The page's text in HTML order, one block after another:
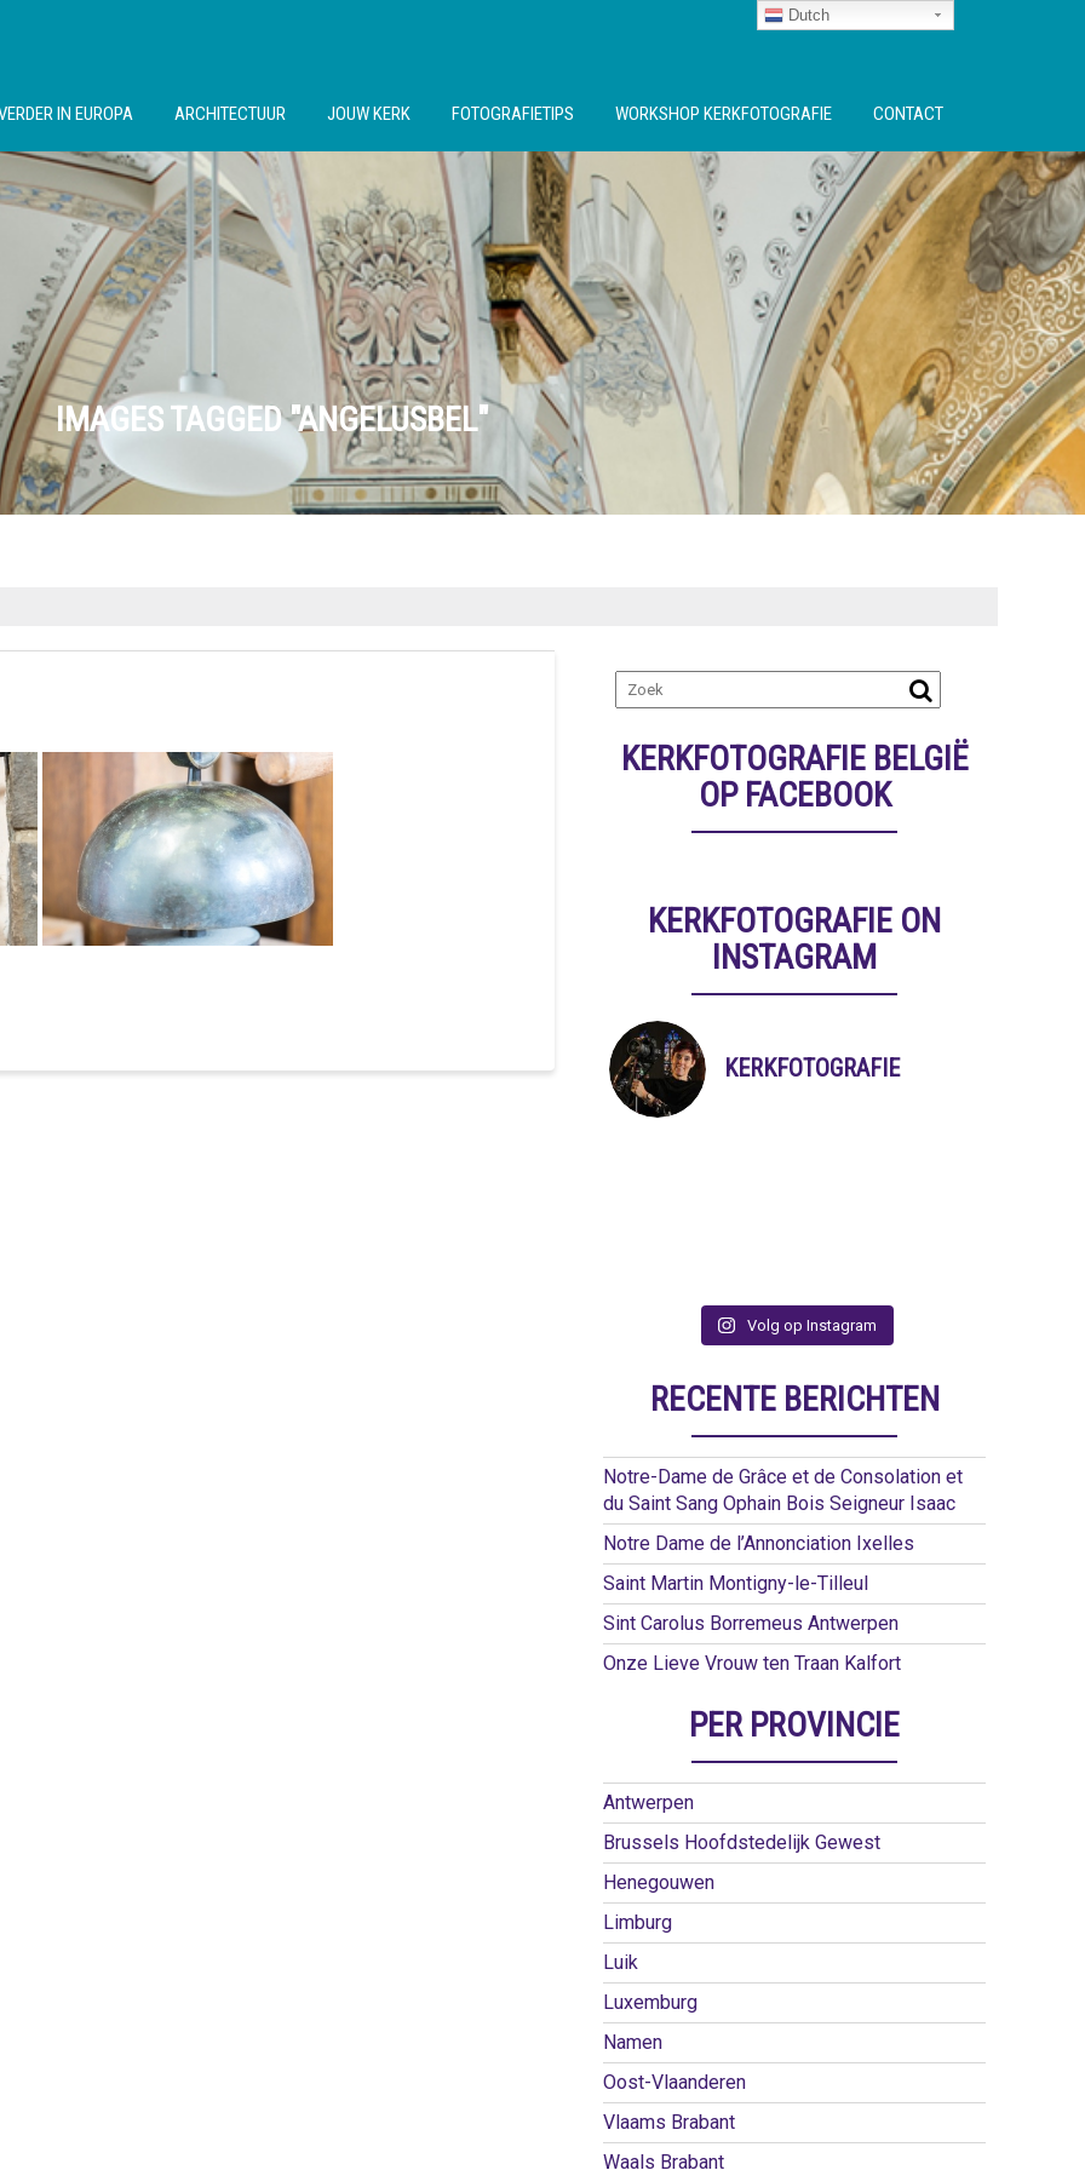
IN EUROPA ARCHITECTUUR JOUW KERK FOTOGRAFIETIPS WORKSHOP KERKFOTOGRAFIE CONTACT
IMAGES TAGGED "ANGELUSBEL"
KERKFOTOGRAFIE BELGIË
OP FACEBOOK
KERKFOTOGRAFIE ON
INSTAGRAM
KERKFOTOGRAFIE
Volg op Instagram
RECENTE BERICHTEN
Notre-Dame de Grâce et de Consolation et
du Saint Sang Ophain Bois Seigneur Isaac
Notre Dame de l’Annonciation Ixelles
Saint Martin Montigny-le-Tilleul
Sint Carolus Borremeus Antwerpen
Onze Lieve Vrouw ten Traan Kalfort
PER PROVINCIE
Antwerpen
Brussels Hoofdstedelijk Gewest
Henegouwen
Limburg
Luik
Luxemburg
Namen
Oost-Vlaanderen
Vlaams Brabant
Waals Brabant
Dutch